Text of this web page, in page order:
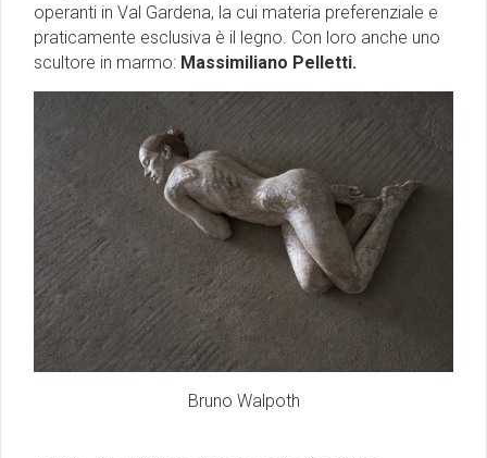
operanti in Val Gardena, la cui materia preferenziale e
praticamente esclusiva è il legno. Con loro anche uno
scultore in marmo: Massimiliano Pelletti.
Bruno Walpoth